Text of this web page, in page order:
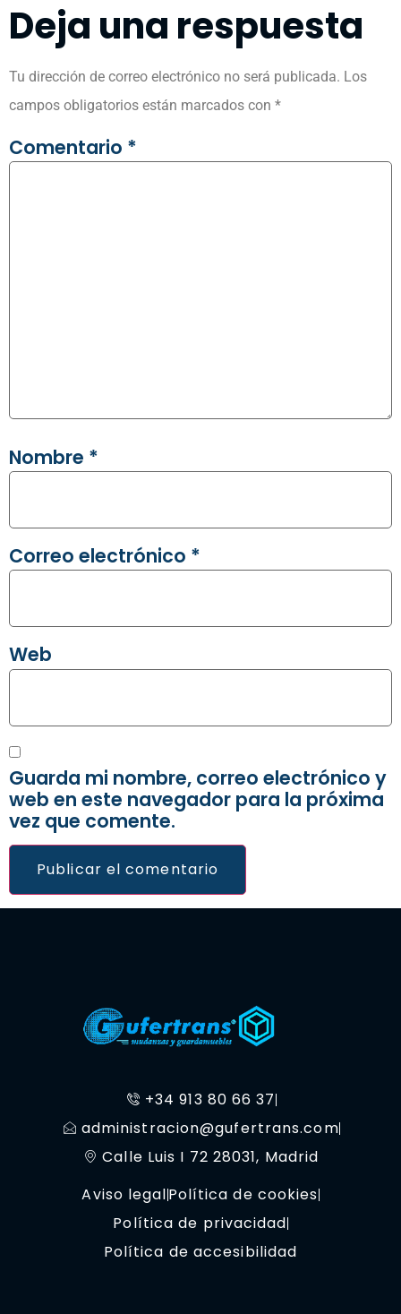
Deja una respuesta
Tu dirección de correo electrónico no será publicada. Los
campos obligatorios están marcados con *
Comentario *
Nombre *
Correo electrónico *
Web
Guarda mi nombre, correo electrónico y
web en este navegador para la próxima
vez que comente.
+34 913 80 66 37
administracion@gufertrans.com
Calle Luis I 72 28031, Madrid
Aviso legalPolítica de cookies
Política de privacidad
Política de accesibilidad